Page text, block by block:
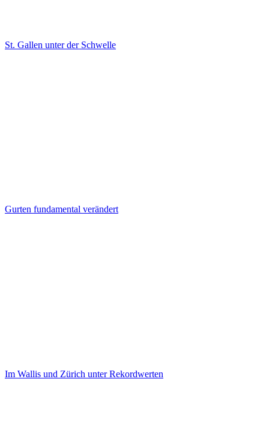
St. Gallen unter der Schwelle
Gurten fundamental verändert
Im Wallis und Zürich unter Rekordwerten